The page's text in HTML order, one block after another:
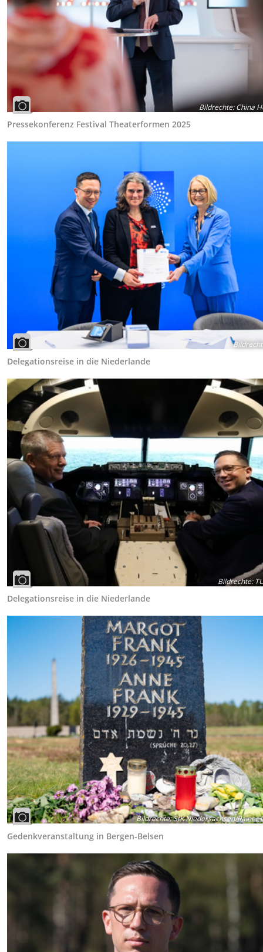
Bildrechte:China
Pressekonferenz Festival Theaterformen 2025
Delegationsreise in die Niederlande
Bildrechte:
Delegationsreise in die Niederlande
Bildrechte:StK Niedersachsen/Rainer
Gedenkveranstaltung in Bergen-Belsen